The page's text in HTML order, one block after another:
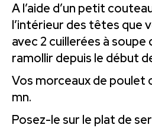
A l’aide d’un petit
l’intérieur des têtes que
avec 2 cuillerées à soupe
ramollir depuis le début
Vos morceaux de poulet
mn.
Posez-le sur le plat de